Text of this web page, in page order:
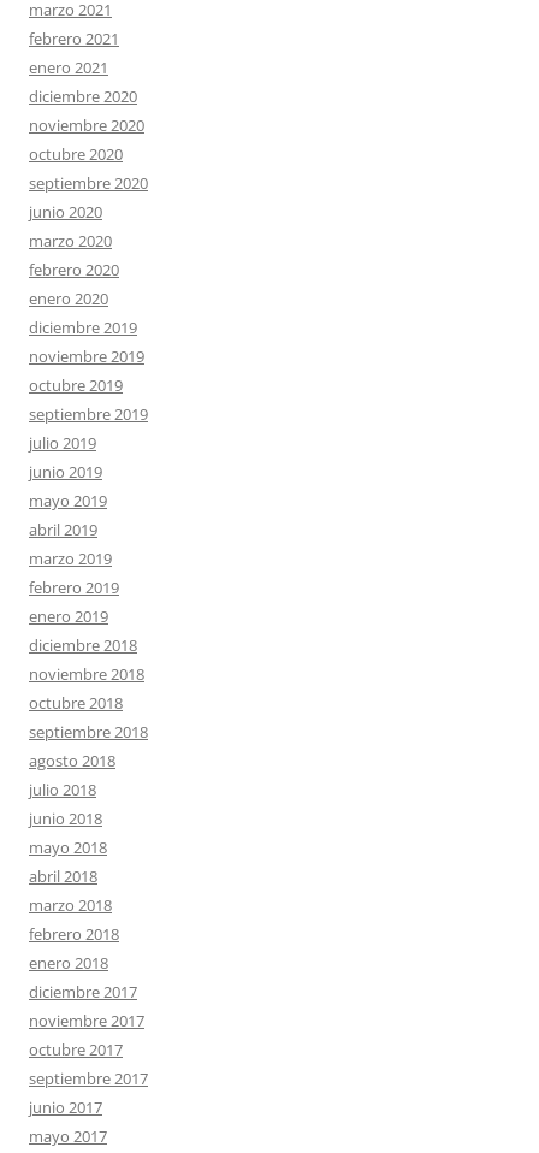
marzo 2021
febrero 2021
enero 2021
diciembre 2020
noviembre 2020
octubre 2020
septiembre 2020
junio 2020
marzo 2020
febrero 2020
enero 2020
diciembre 2019
noviembre 2019
octubre 2019
septiembre 2019
julio 2019
junio 2019
mayo 2019
abril 2019
marzo 2019
febrero 2019
enero 2019
diciembre 2018
noviembre 2018
octubre 2018
septiembre 2018
agosto 2018
julio 2018
junio 2018
mayo 2018
abril 2018
marzo 2018
febrero 2018
enero 2018
diciembre 2017
noviembre 2017
octubre 2017
septiembre 2017
junio 2017
mayo 2017